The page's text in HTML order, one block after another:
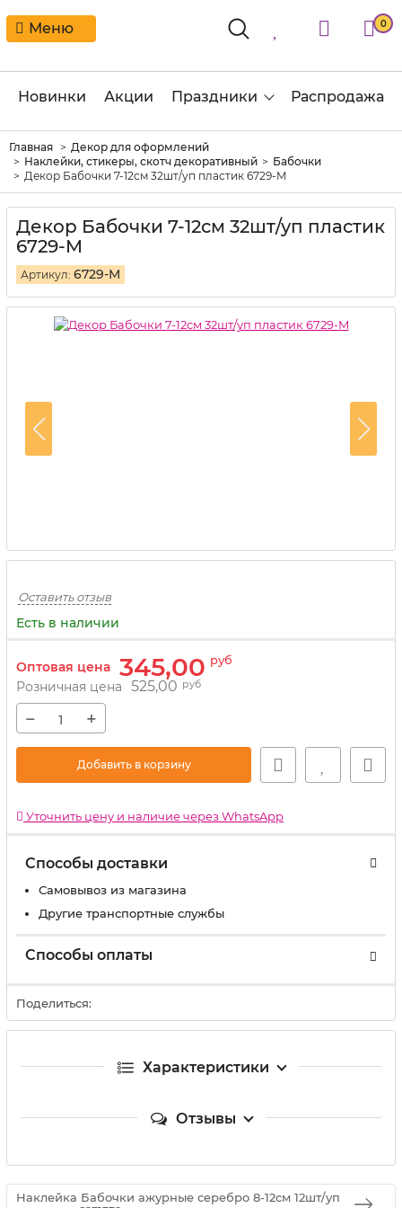
Меню 0
Новинки Акции Праздники Распродажа
Главная
Декор для оформлений
Наклейки, стикеры, скотч декоративный
Бабочки
Декор Бабочки 7-12см 32шт/уп пластик 6729-M
Декор Бабочки 7-12см 32шт/уп пластик
6729-M
Артикул: 6729-M
Оставить отзыв
Есть в наличии
Оптовая цена 345,00 руб
Розничная цена 525,00 руб
− +
Добавить в корзину
Уточнить цену и наличие через WhatsApp
Способы доставки
Самовывоз из магазина
Другие транспортные службы
Способы оплаты
Поделиться:
Характеристики
Отзывы
Наклейка Бабочки ажурные серебро 8-12см 12шт/уп